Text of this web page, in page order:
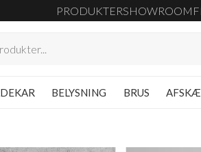
PRODUKTERSHOWROOM
BELYSNING BRUS